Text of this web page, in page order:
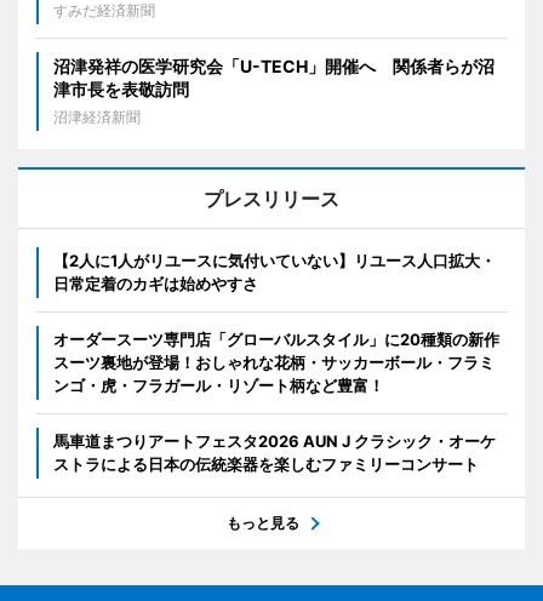
すみだ経済新聞
沼津発祥の医学研究会「U-TECH」開催へ 関係者らが沼
津市長を表敬訪問
沼津経済新聞
プレスリリース
【2人に1人がリユースに気付いていない】リユース人口拡大・
日常定着のカギは始めやすさ
オーダースーツ専門店「グローバルスタイル」に20種類の新作
スーツ裏地が登場！おしゃれな花柄・サッカーボール・フラミ
ンゴ・虎・フラガール・リゾート柄など豊富！
馬車道まつりアートフェスタ2026 AUN J クラシック・オーケ
ストラによる日本の伝統楽器を楽しむファミリーコンサート
もっと見る